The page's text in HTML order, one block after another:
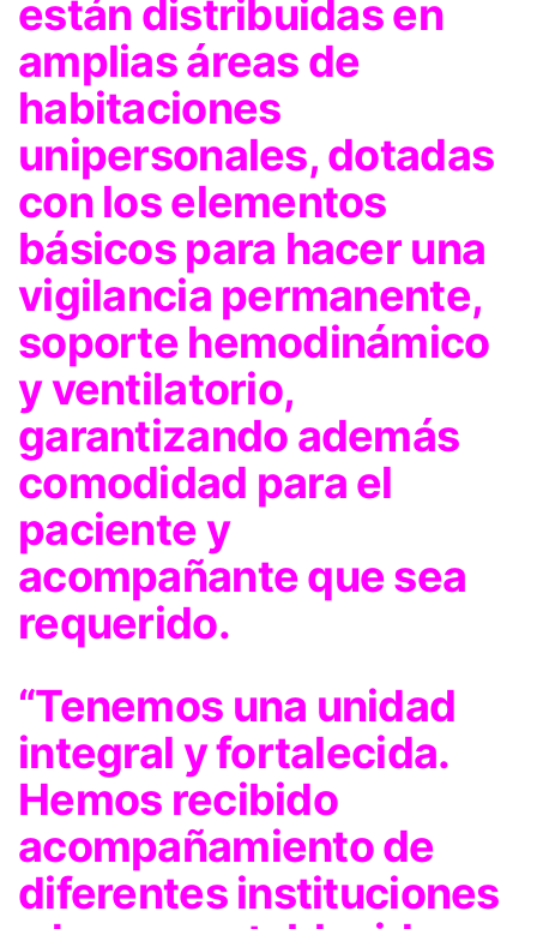
están distribuidas en
amplias áreas de
habitaciones
unipersonales, dotadas
con los elementos
básicos para hacer una
vigilancia permanente,
soporte hemodinámico
y ventilatorio,
garantizando además
comodidad para el
paciente y
acompañante que sea
requerido.
“Tenemos una unidad
integral y fortalecida.
Hemos recibido
acompañamiento de
diferentes instituciones